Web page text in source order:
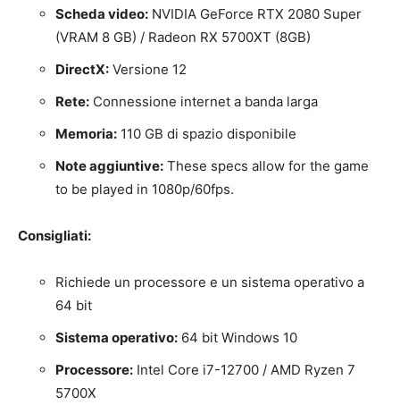
Scheda video: NVIDIA GeForce RTX 2080 Super
(VRAM 8 GB) / Radeon RX 5700XT (8GB)
DirectX: Versione 12
Rete: Connessione internet a banda larga
Memoria: 110 GB di spazio disponibile
Note aggiuntive: These specs allow for the game
to be played in 1080p/60fps.
Consigliati:
Richiede un processore e un sistema operativo a
64 bit
Sistema operativo: 64 bit Windows 10
Processore: Intel Core i7-12700 / AMD Ryzen 7
5700X